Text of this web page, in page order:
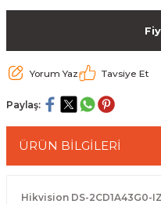
Yorum Yaz Tavsiye Et
Paylaş:
ÜRÜN BİLGİLERİ
Hikvision DS-